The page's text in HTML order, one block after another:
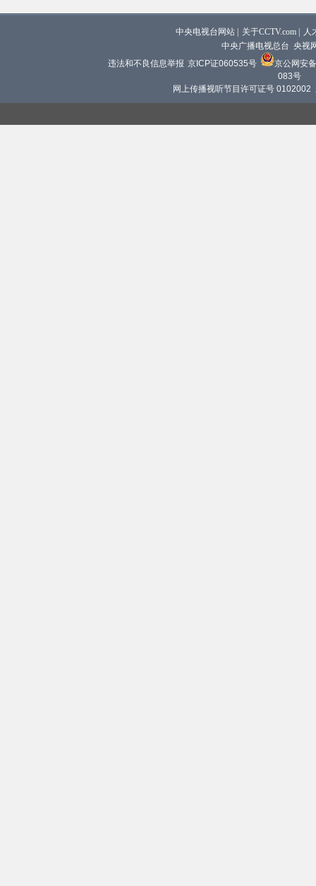
中央电视台网站 关于CCTV.com
人
中央广播电视总台 央视
违法和不良信息举报 京ICP证060535号
京公网安
083号
网上传播视听节目许可证号